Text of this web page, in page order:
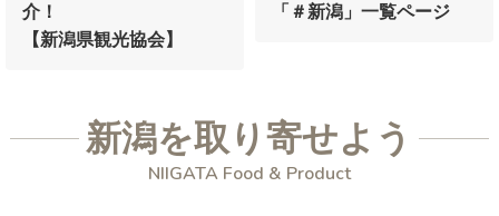
介！
【新潟県観光協会】
「＃新潟」一覧ページ
新潟を取り寄せよう
NIIGATA Food & Product